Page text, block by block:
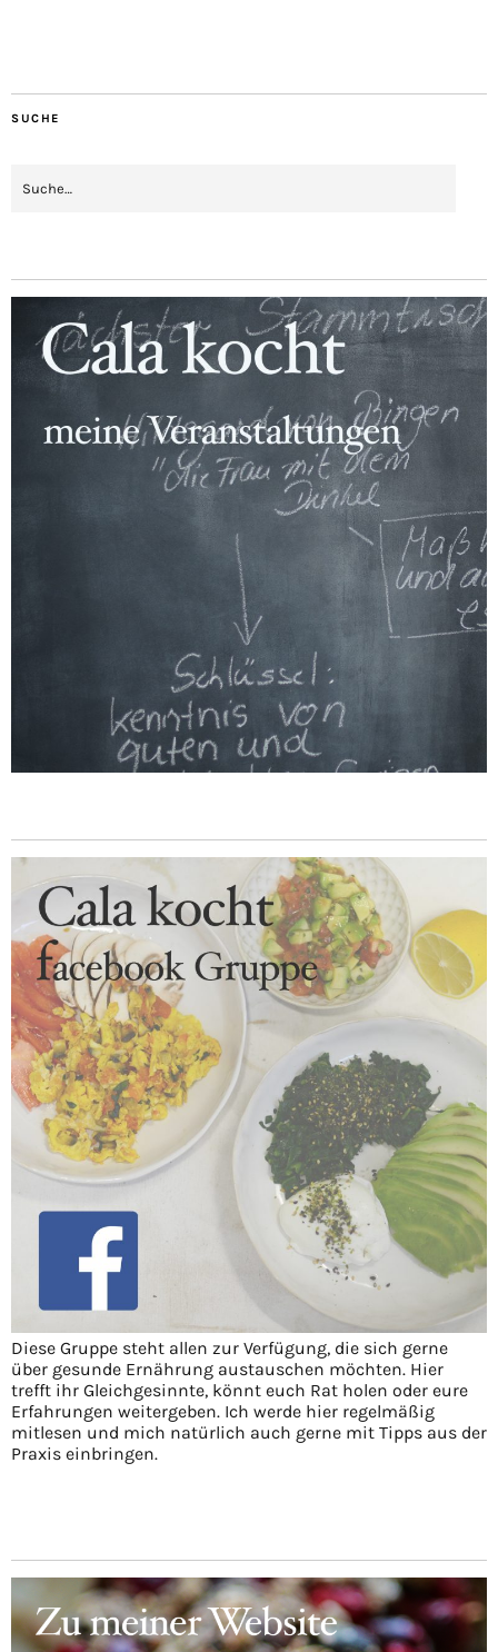
SUCHE
Diese Gruppe steht allen zur Verfügung, die sich gerne
über gesunde Ernährung austauschen möchten. Hier
trefft ihr Gleichgesinnte, könnt euch Rat holen oder eure
Erfahrungen weitergeben. Ich werde hier regelmäßig
mitlesen und mich natürlich auch gerne mit Tipps aus der
Praxis einbringen.